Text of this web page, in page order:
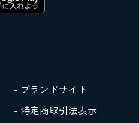
- ブランドサイト
- 特定商取引法表示